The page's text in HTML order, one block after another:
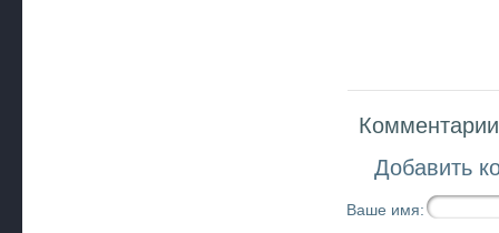
Добавить
Ваше имя: